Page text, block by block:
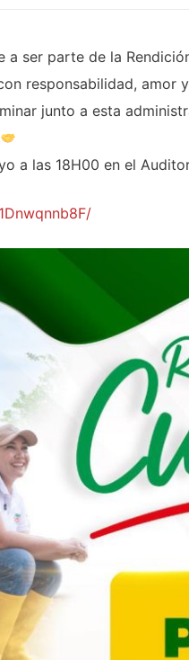
a ser parte de la
responsabilidad, amor
junto a esta
a las 18H00 en el